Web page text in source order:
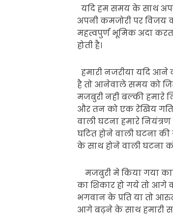
यदि हम समय के साथ
अपनी कमजोरी पर विजय
महत्वपुर्ण भूमिक अदा करता
होती है।
हमारी नजरीया यदि
है तो आनेवाले समय को
मजबुरी नही बल्की हमारे
और तन को एक रेखिय गति
वाली घटना हमारे
घटित होने वाली घटना
के साथ होने वाली घटना
मजबुरी मे किया गया
का शिकार हो गये तो आगे
भगवान के प्रति या तो
आगे बढ़ने के साथ हमारी